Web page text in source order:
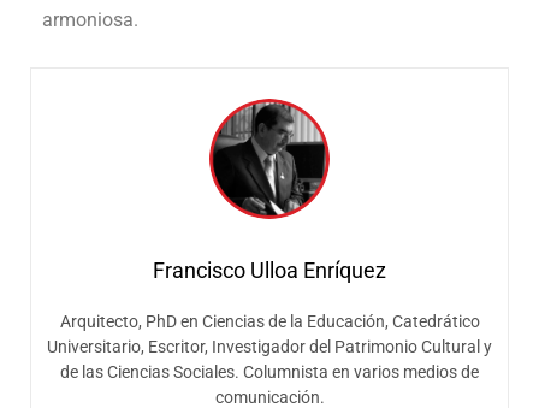
armoniosa.
Francisco Ulloa Enríquez
Arquitecto, PhD en Ciencias de la Educación, Catedrático
Universitario, Escritor, Investigador del Patrimonio Cultural y
de las Ciencias Sociales. Columnista en varios medios de
comunicación.